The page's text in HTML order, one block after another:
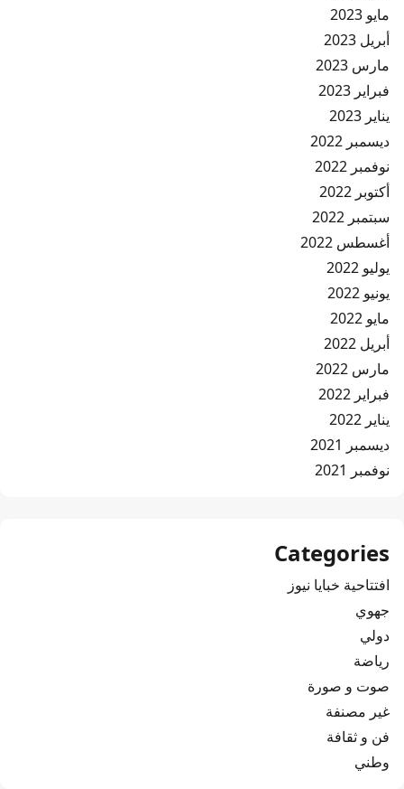
مايو 2023
أبريل 2023
مارس 2023
فبراير 2023
يناير 2023
ديسمبر 2022
نوفمبر 2022
أكتوبر 2022
سبتمبر 2022
أغسطس 2022
يوليو 2022
يونيو 2022
مايو 2022
أبريل 2022
مارس 2022
فبراير 2022
يناير 2022
ديسمبر 2021
نوفمبر 2021
Categories
افتتاحية خبايا نيوز
جهوي
دولي
رياضة
صوت و صورة
غير مصنفة
فن و ثقافة
وطني